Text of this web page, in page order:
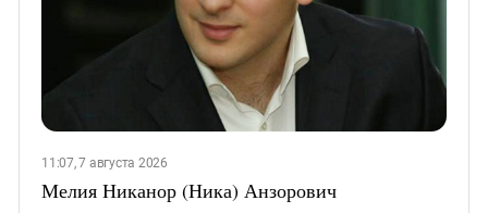
11:07, 7 августа 2026
Мелия Никанор (Ника) Анзорович